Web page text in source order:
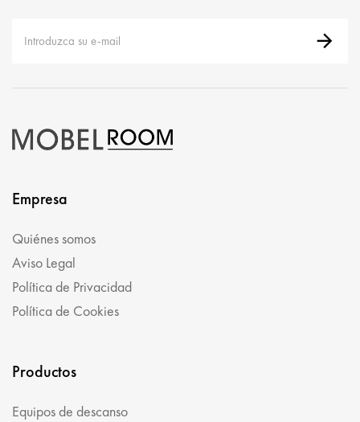
Empresa
Quiénes somos
Aviso Legal
Política de Privacidad
Política de Cookies
Productos
Equipos de descanso